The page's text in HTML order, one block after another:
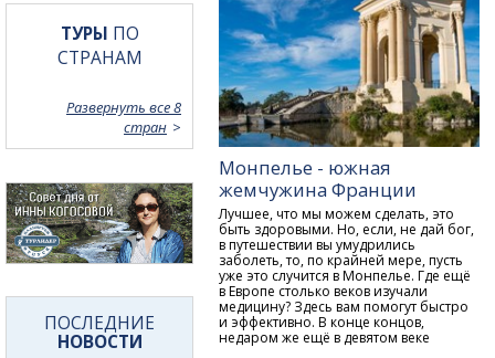
Монпелье - южная
жемчужина Франции
Лучшее, что мы можем сделать, это
быть здоровыми. Но, если, не дай бог,
в путешествии вы умудрились
заболеть, то, по крайней мере, пусть
уже это случится в Монпелье. Где ещё
в Европе столько веков изучали
медицину? Здесь вам помогут быстро
и эффективно. В конце концов,
недаром же ещё в девятом веке
ТУРЫ ПО
СТРАНАМ
Развернуть все 8
стран
ПОСЛЕДНИЕ
НОВОСТИ